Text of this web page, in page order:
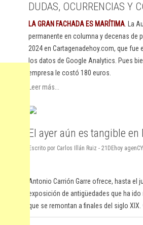
DUDAS, OCURRENCIAS Y
LA GRAN FACHADA ES MARÍTIMA . La
permanente en columna y decenas
2024 en Cartagenadehoy.com, que
los datos de Google Analytics. Pues
empresa le costó 180 euros.
Leer más...
El ayer aún es tangible en
Escrito por Carlos Illán Ruiz - 21DEhoy
Antonio Carrión Garre ofrece, hasta el
exposición de antigüedades que ha
que se remontan a finales del siglo XIX.